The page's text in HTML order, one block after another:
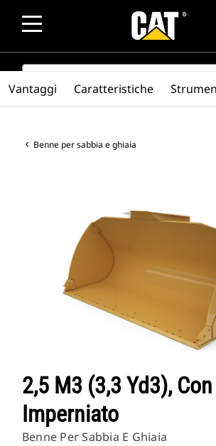
SEARCH
Benne per sabbia e ghiaia
2,5 M3 (3,3 Yd3),
Imperniato
Benne Per Sabbia E Ghiaia
Vantaggi Caratteristiche